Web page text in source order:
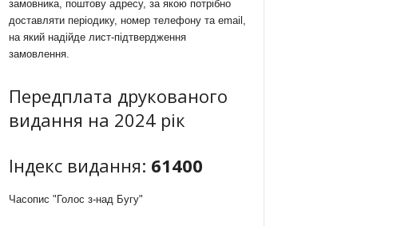
замовника, поштову адресу, за якою потрібно
доставляти періодику, номер телефону та email,
на який надійде лист-підтвердження
замовлення.
Передплата друкованого
видання на 2024 рік
Індекс видання: 61400
Часопис "Голос з-над Бугу"